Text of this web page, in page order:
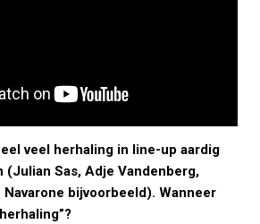
veel herhaling in line-up aardig
(Julian Sas, Adje Vandenberg,
Navarone bijvoorbeeld). Wanneer